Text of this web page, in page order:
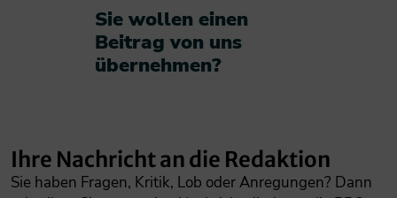
Sie wollen einen
Beitrag von uns
übernehmen?​
Ihre Nachricht an die Redaktion
Sie haben Fragen, Kritik, Lob oder Anregungen? Dann